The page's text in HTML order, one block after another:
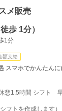
メ販売
歩 1分）
1分
額支給
スマホでかんたん
憩1.5時間 シフト
フトを作成します）